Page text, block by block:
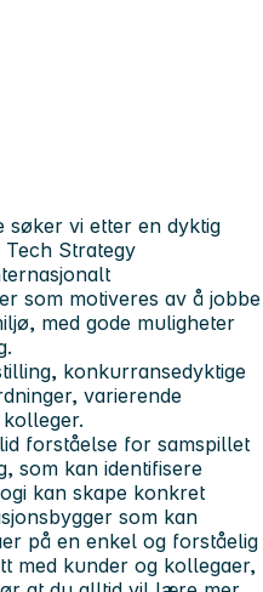
søker vi etter en dyktig
Strategy
som motiveres av å jobbe
med gode muligheter
konkurransedyktige
varierende
forståelse for samspillet
som kan identifisere
kan skape konkret
som kan
på en enkel og forståelig
med kunder og kollegaer,